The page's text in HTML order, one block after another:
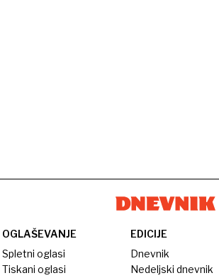
OGLAŠEVANJE
Spletni oglasi
Tiskani oglasi
EDICIJE
Dnevnik
Nedeljski dnevnik